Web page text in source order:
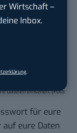
Wirtschaft –
Inbox.
Dateien einsehen. (Foto:
für eure
eure Daten